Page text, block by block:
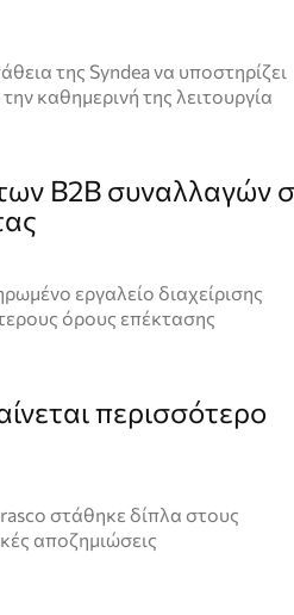
της Syndea να υποστηρίζει
καθημερινή της λειτουργία
B2B συναλλαγών
εργαλείο διαχείρισης
όρους επέκτασης
περισσότερο
στάθηκε δίπλα στους
αποζημιώσεις